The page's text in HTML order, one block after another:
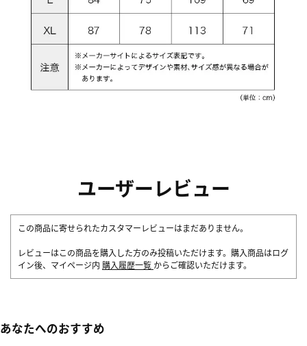
ユーザーレビュー
この商品に寄せられたカスタマーレビューはまだありません。
レビューはこの商品を購入した方のみ投稿いただけます。購入商品はログ
イン後、マイページ内 購入履歴一覧 からご確認いただけます。
あなたへのおすすめ